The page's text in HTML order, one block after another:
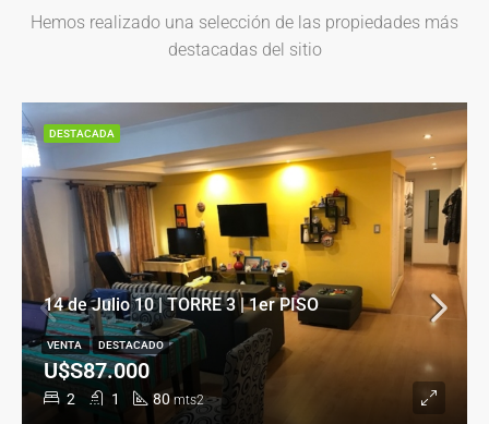
Hemos realizado una selección de las propiedades más
destacadas del sitio
14 de Julio 10 | TORRE 3 | 1er PISO
2 1 80 mts2
U$S87.000
VENTA DESTACADO
DESTACADA